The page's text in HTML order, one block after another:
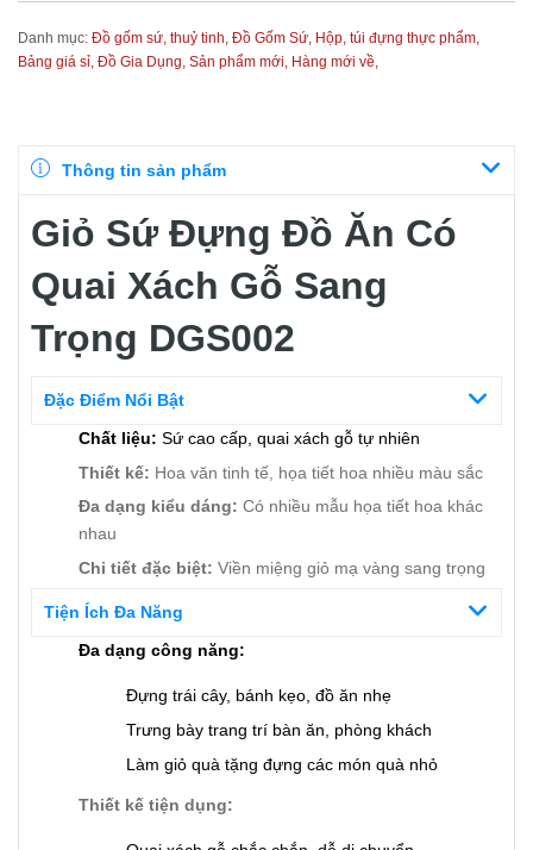
Danh mục: Đồ gốm sứ, thuỷ tinh, Đồ Gốm Sứ, Hộp, túi đựng thực phẩm,
Bảng giá sỉ, Đồ Gia Dụng, Sản phẩm mới, Hàng mới về,
Thông tin sản phẩm
Giỏ Sứ Đựng Đồ Ăn Có
Quai Xách Gỗ Sang
Trọng DGS002
Đặc Điểm Nổi Bật
Chất liệu: Sứ cao cấp, quai xách gỗ tự nhiên
Thiết kế: Hoa văn tinh tế, họa tiết hoa nhiều màu sắc
Đa dạng kiểu dáng: Có nhiều mẫu họa tiết hoa khác
nhau
Chi tiết đặc biệt: Viền miệng giỏ mạ vàng sang trọng
Tiện Ích Đa Năng
Đa dạng công năng:
Đựng trái cây, bánh kẹo, đồ ăn nhẹ
Trưng bày trang trí bàn ăn, phòng khách
Làm giỏ quà tặng đựng các món quà nhỏ
Thiết kế tiện dụng: